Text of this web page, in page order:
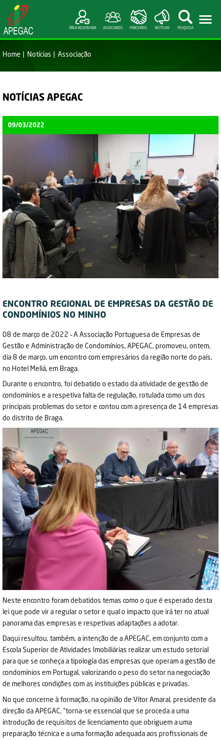
ÁREA RESERVADA ASSOCIADOS PARCEIROS NOTÍCIAS PESQUISA
Home Notícias Associação
NOTÍCIAS APEGAC
09/03/2022
ENCONTRO REGIONAL DE EMPRESAS DA GESTÃO DE
CONDOMÍNIOS NO MINHO
08 de março de 2022 – A Associação Portuguesa de Empresas de
Gestão e Administração de Condomínios, APEGAC, promoveu, ontem,
dia 8 de março, um encontro com empresários da região norte do país,
no Hotel Meliá, em Braga.
Durante o encontro, foi debatido o estado da atividade de gestão de
condomínios e a respetiva falta de regulação, rotulada como um dos
principais problemas do setor e contou com a presença de 14 empresas
do distrito de Braga.
Neste encontro foram debatidos temas como o que é esperado desta
lei que pode vir a regular o setor e qual o impacto que irá ter no atual
panorama das empresas e respetivas adaptações a adotar.
Daqui resultou, também, a intenção de a APEGAC, em conjunto com a
Escola Superior de Atividades Imobiliárias realizar um estudo setorial
para que se conheça a tipologia das empresas que operam a gestão de
condomínios em Portugal, valorizando o peso do setor na negociação
de melhores condições com as instituições públicas e privadas.
No que concerne à formação, na opinião de Vítor Amaral, presidente da
direção da APEGAC, “torna-se essencial que se proceda a uma
introdução de requisitos de licenciamento que obriguem a uma
preparação técnica e a uma formação adequada aos profissionais de